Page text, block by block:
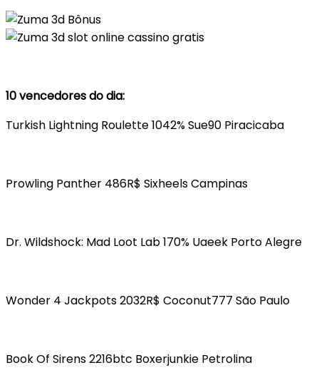
10 vencedores do dia:
Turkish Lightning Roulette 1042% Sue90 Piracicaba
Prowling Panther 486R$ Sixheels Campinas
Dr. Wildshock: Mad Loot Lab 170% Uaeek Porto Alegre
Wonder 4 Jackpots 2032R$ Coconut777 São Paulo
Book Of Sirens 2216btc Boxerjunkie Petrolina